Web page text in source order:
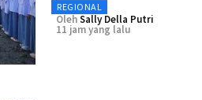
REGIONAL
OlehSally Della Putri
11 jam yang lalu